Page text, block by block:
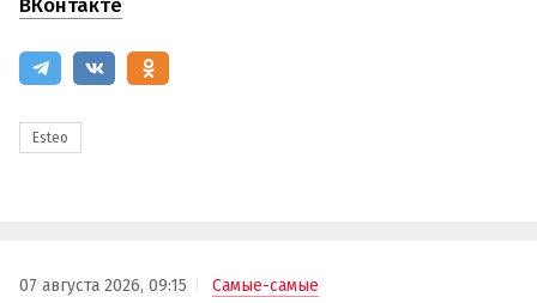
ВКонтакте
Esteo
07 августа 2026, 09:15 Самые-самые